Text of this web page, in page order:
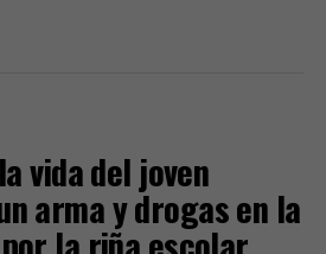
vida del joven
arma y drogas en la